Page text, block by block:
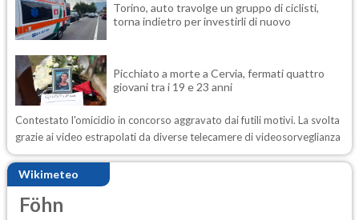
Torino, auto travolge un gruppo di ciclisti,
torna indietro per investirli di nuovo
Picchiato a morte a Cervia, fermati quattro
giovani tra i 19 e 23 anni
Contestato l'omicidio in concorso aggravato dai futili motivi. La svolta
grazie ai video estrapolati da diverse telecamere di videosorveglianza
Wikimeteo
Föhn